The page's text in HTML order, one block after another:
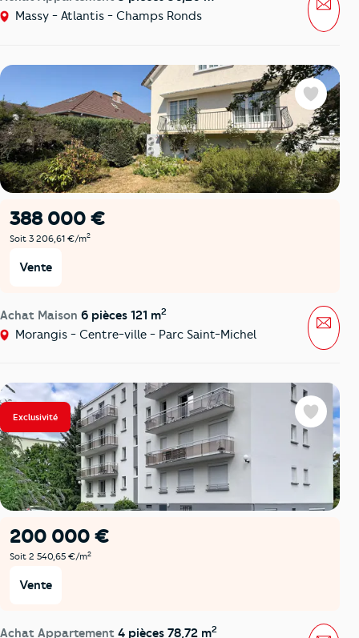
Massy - Atlantis - Champs Ronds
388 000 €
Soit 3 206,61 €/m2
Vente
Achat Maison 6 pièces 121 m2
Morangis - Centre-ville - Parc Saint-Michel
Favoris
Exclusivité
200 000 €
Soit 2 540,65 €/m2
Vente
Achat Appartement 4 pièces 78,72 m2
Favoris